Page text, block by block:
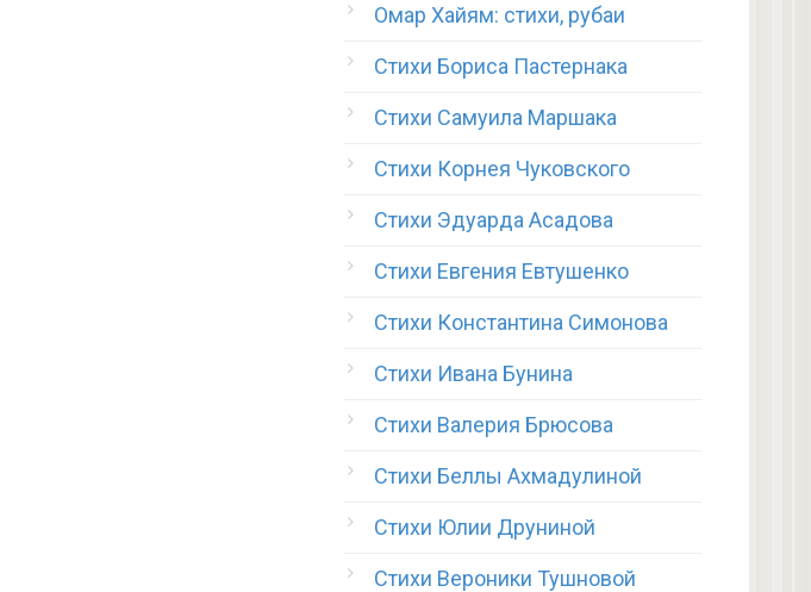
Омар Хайям: стихи, рубаи
Стихи Бориса Пастернака
Стихи Самуила Маршака
Стихи Корнея Чуковского
Стихи Эдуарда Асадова
Стихи Евгения Евтушенко
Стихи Константина Симонова
Стихи Ивана Бунина
Стихи Валерия Брюсова
Стихи Беллы Ахмадулиной
Стихи Юлии Друниной
Стихи Вероники Тушновой